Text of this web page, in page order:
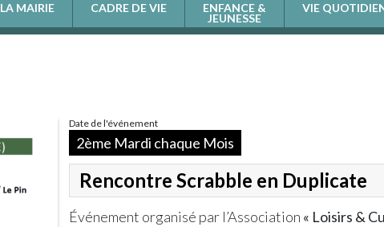
LA MAIRIE CADRE DE VIE ENFANCE &
JEUNESSE
VIE
Rencontre Scrabble en Duplicate
Date de l'événement
2ème Mardi chaque Mois
Événement organisé par l’Association « Loisirs &